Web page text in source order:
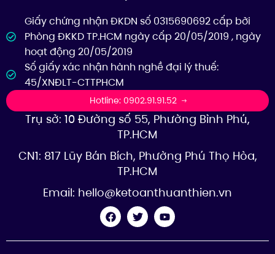
Giấy chứng nhận ĐKDN số 0315690692 cấp bởi
Phòng ĐKKD TP.HCM ngày cấp 20/05/2019 , ngày
hoạt động 20/05/2019
Số giấy xác nhận hành nghề đại lý thuế:
45/XNĐLT-CTTPHCM
Hotline: 0902.91.91.52
Trụ sở: 10 Đường số 55, Phường Bình Phú,
TP.HCM
CN1: 817 Lũy Bán Bích, Phường Phú Thọ Hòa,
TP.HCM
Email: hello@ketoanthuanthien.vn